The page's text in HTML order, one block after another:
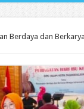
Berdaya dan